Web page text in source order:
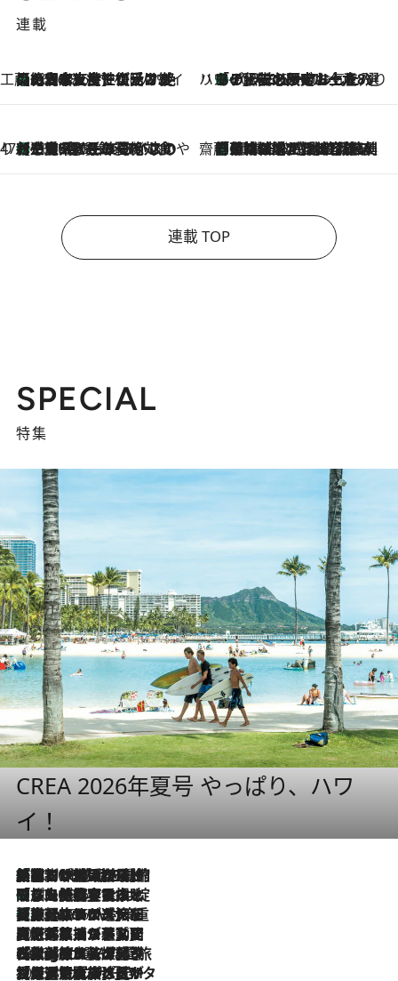
連載
工藤まやのおもてなしハワイ
2026.8.6
【ハワイ土産】ローカルの絶大な支持で復活！ 絶品の幻クッキー《元ファンの日本人女性が受け継いだ名店》 ハワイ賢者 リサのお気に入りリスト2026.8.6
あの伝説の限定トートも！ リニューアルした「ディーン＆デルーカ ハワイ」で必須のお土産8選
47都道府県の手みやげ ひんやりスイーツで夏を満喫
2026.8.6
【三重県】この夏絶対食べたい 冷やしておいしいおやつ3選 お餅×アイスの新感覚スイーツ 齋藤 薫 美容脳ルネサンス
2026.8.6
「荷物が増えるほど旅ストレスは増す」美容ジャーナリストがたどり着いた最終結論。“化粧品を劇的に減らす”感動の凝縮美容とは
連載 TOP
SPECIAL
特集
CREA 2026年夏号 やっぱり、ハワ
イ！
2026.8.6
「荷物が増えるほど旅ストレスは増す」美容ジャーナリストがたどり着いた最終結論。“化粧品を劇的に減らす”感動の凝縮美容とは
2026.8.6
「旅先には金髪ウィッグを持参」日本と同じメイクでは損してる!? 美容ジャーナリストが提案する“掟破りの旅美容”とは
2026.8.6
【厳選旅コスメ】「身軽さ＆UV対策重視！」ヘアアーティストshucoが選んだ夏旅ベストコスメを発表【Mサイズジップ】
2026.8.5
【厳選旅コスメ】国内をあちこち移動する河井菜摘が選んだ夏旅ベストコスメ発表！「リラックスアイテムはマスト」【Mサイズジップ】
2026.8.4
【厳選旅コスメ】「紫外線＆乾燥対策しながらメイク感も！」ヘア＆メイクGeorgeが選んだ夏旅ベストコスメを発表！【Mサイズジップ】
2026.8.3
【厳選旅コスメ】「保湿もタイパ重視！」“サウナ好き”タレント清水みさとが愛用する夏旅ベストコスメを発表！【Mサイズジップ】